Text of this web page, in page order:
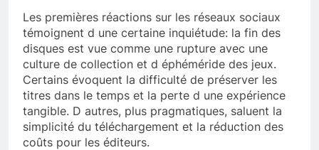
Les premières réactions sur les réseaux sociaux
témoignent d une certaine inquiétude: la fin des
disques est vue comme une rupture avec une
culture de collection et d éphéméride des jeux.
Certains évoquent la difficulté de préserver les
titres dans le temps et la perte d une expérience
tangible. D autres, plus pragmatiques, saluent la
simplicité du téléchargement et la réduction des
coûts pour les éditeurs.